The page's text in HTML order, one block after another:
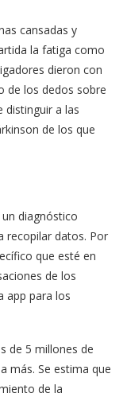
cansadas y
la fatiga como
dieron con
de los dedos sobre
distinguir a las
de los que
diagnóstico
recopilar datos. Por
que esté en
de los
app para los
de 5 millones de
más. Se estima que
de la